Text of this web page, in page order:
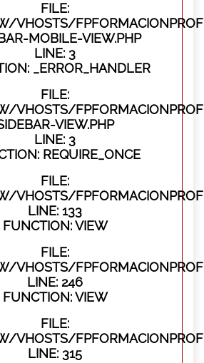
FILE:
VHOSTS/
MOBILE-VIEW.PHP
LINE: 3
_ERROR_HANDLER
FILE:
VHOSTS/
VIEW.PHP
LINE: 3
REQUIRE_ONCE
FILE:
LINE: 133
FUNCTION: VIEW
FILE:
LINE: 246
FUNCTION: VIEW
FILE:
LINE: 315